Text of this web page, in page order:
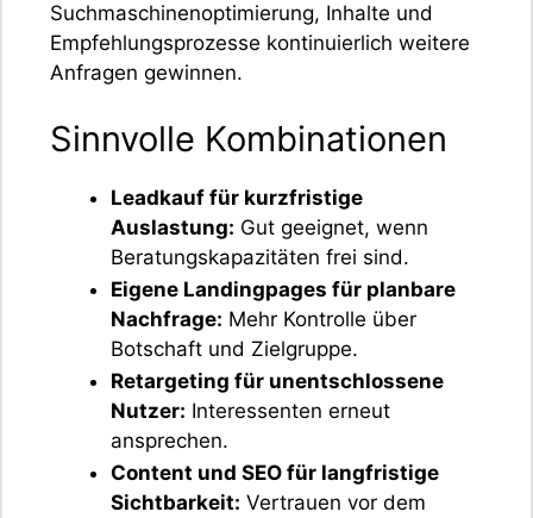
Suchmaschinenoptimierung, Inhalte und
Empfehlungsprozesse kontinuierlich weitere
Anfragen gewinnen.
Sinnvolle Kombinationen
Leadkauf für kurzfristige
Auslastung: Gut geeignet, wenn
Beratungskapazitäten frei sind.
Eigene Landingpages für planbare
Nachfrage: Mehr Kontrolle über
Botschaft und Zielgruppe.
Retargeting für unentschlossene
Nutzer: Interessenten erneut
ansprechen.
Content und SEO für langfristige
Sichtbarkeit: Vertrauen vor dem